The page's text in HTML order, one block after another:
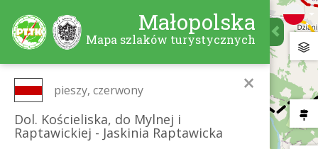
Małopolska
Mapa szlaków turystycznych
×
pieszy, czerwony
Dol. Kościeliska, do Mylnej i
Raptawickiej - Jaskinia Raptawicka